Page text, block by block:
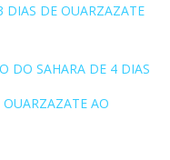
DIAS DE OUARZAZATE
DO SAHARA DE 4 DIAS
AO